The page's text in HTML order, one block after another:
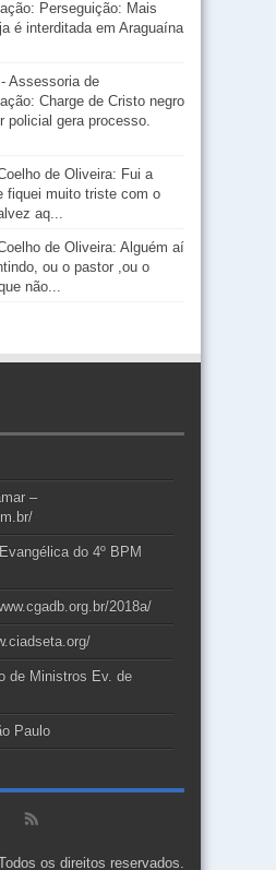
Perseguição: Mais
é interditada em Araguaína
Assessoria de
Charge de Cristo negro
policial gera processo.
de Oliveira: Fui a
fiquei muito triste com o
aq...
de Oliveira: Alguém aí
ou o pastor ,ou o
não...
–
do 4º BPM
2018a/
de Ministros Ev. de
Paulo
os direitos reservados.